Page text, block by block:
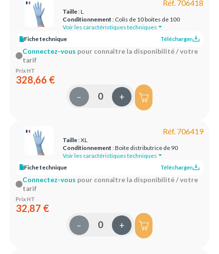
Réf. 706418
Taille: L
Conditionnement : Colis de 10 boites de 100
Voir les caractéristiques techniques
Fiche technique
Télécharger
Connectez-vous pour connaître la disponibilité / votre
tarif
Prix HT
328,66 €
– +
Réf. 706419
Taille: XL
Conditionnement : Boite distributrice de 90
Voir les caractéristiques techniques
Fiche technique
Télécharger
Connectez-vous pour connaître la disponibilité / votre
tarif
Prix HT
32,87 €
– +